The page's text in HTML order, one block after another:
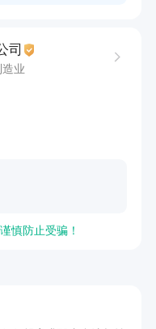
司
业
慎防止受骗！